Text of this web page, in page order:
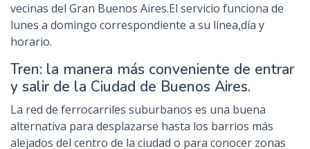
vecinas del Gran Buenos Aires.El servicio funciona de
lunes a domingo correspondiente a su línea,día y
horario.
Tren: la manera más conveniente de entrar
y salir de la Ciudad de Buenos Aires.
La red de ferrocarriles suburbanos es una buena
alternativa para desplazarse hasta los barrios más
alejados del centro de la ciudad o para conocer zonas